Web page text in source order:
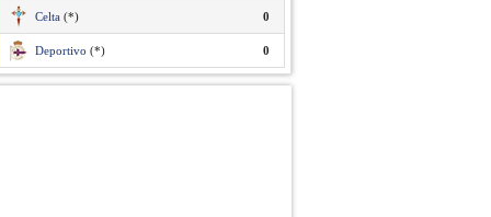
Celta (*) 0
Deportivo (*) 0